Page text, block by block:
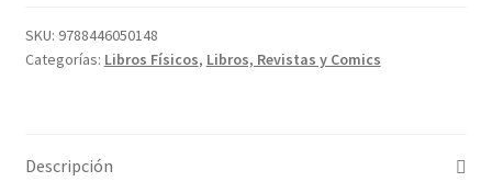
SKU: 9788446050148
Categorías: Libros Físicos, Libros, Revistas y Comics
Descripción